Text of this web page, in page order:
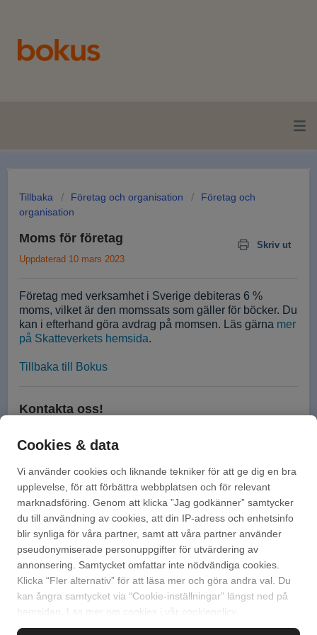
Tillbaka Företag och organisation
Företag och
organisation
Moms för företag
Skriv ut
Uppdaterad 10 mars 2023
Företag med verksamhet i Sverige debiteras 6 %
moms, vilket är den momssats som gäller för böcker. Du
kan i efterhand göra avdrag på momsen. Läs gärna mer
på Skatteverkets hemsida.
Tillbaka till Bokus
Kontakta oss!
Mejla via vårt kontaktformulär
Vi har öppet vardagar 08:00 - 16:00
Cookies & data
Vi använder cookies och liknande tekniker för att ge dig en bra
upplevelse, för att förbättra webbplatsen och för relevant
marknadsföring. Genom att klicka ”Jag godkänner” samtycker
du till användning av cookies, att din IP-adress och enhetsinfo
blir synliga för våra partner, samt att våra partner använder
pseudonymiserade personuppgifter för utvärdering av
annonsering. Samtycket omfattar inte nödvändiga cookies.
Klicka “Fler alternativ” för att läsa mer och göra andra val. Du
kan ångra samtycket via “Cookie-inställningar” längst ned på
hemsidan. Läs mer om cookies i vår
cookiepolicy